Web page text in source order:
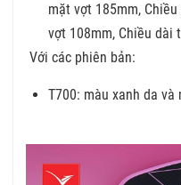
mặt vợt 185mm,
vợt 108mm, Chiều dài
Với các phiên bản:
T700: màu xanh da và